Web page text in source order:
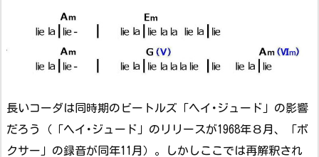
長いコーダは同時期のビートルズ「ヘイ･ジュード」の影響
だろう（「ヘイ･ジュード」のリリースが1968年８月、「ボ
クサー」の録音が同年11月）。しかしここでは再解釈され